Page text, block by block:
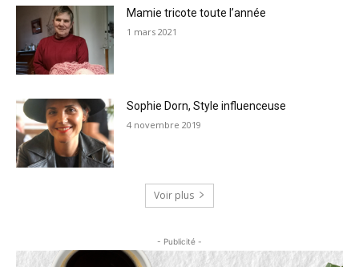
Mamie tricote toute l’année
1 mars 2021
Sophie Dorn, Style influenceuse
4 novembre 2019
Voir plus
- Publicité -